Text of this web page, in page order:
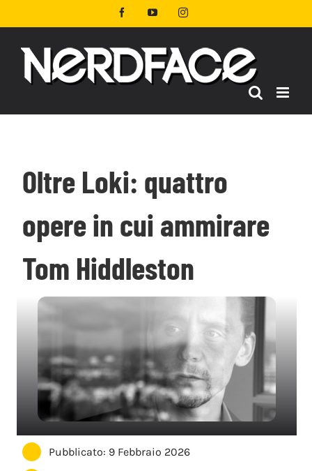
al
FacebookYouTubeInstagram
Oltre Loki: quattro
opere in cui ammirare
Tom Hiddleston
Pubblicato: 9 Febbraio 2026